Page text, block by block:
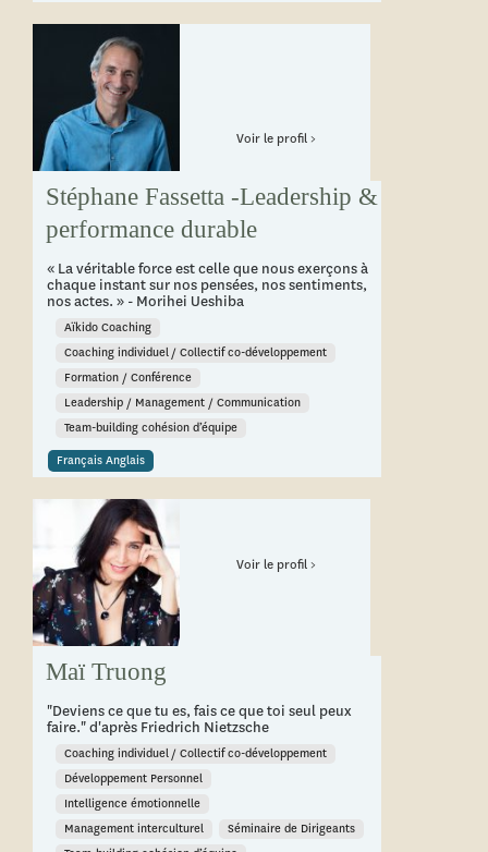
Stéphane Fassetta -Leadership &
performance durable
« La véritable force est celle que nous exerçons à
chaque instant sur nos pensées, nos sentiments,
nos actes. » - Morihei Ueshiba
Aïkido Coaching
Coaching individuel / Collectif co-développement
Formation / Conférence
Leadership / Management / Communication
Team-building cohésion d’équipe
Français Anglais
Voir le profil >
Maï Truong
"Deviens ce que tu es, fais ce que toi seul peux
faire." d'après Friedrich Nietzsche
Coaching individuel / Collectif co-développement
Développement Personnel
Intelligence émotionnelle
Management interculturel
Séminaire de Dirigeants
Voir le profil >